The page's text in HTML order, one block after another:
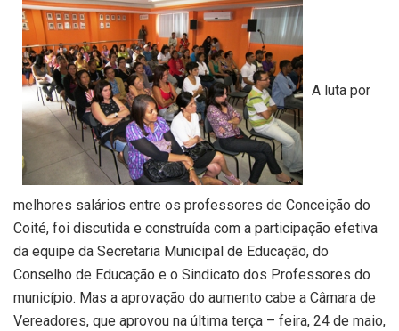
A luta por
melhores salários entre os professores de Conceição do
Coité, foi discutida e construída com a participação efetiva
da equipe da Secretaria Municipal de Educação, do
Conselho de Educação e o Sindicato dos Professores do
município. Mas a aprovação do aumento cabe a Câmara de
Vereadores, que aprovou na última terça – feira, 24 de maio,